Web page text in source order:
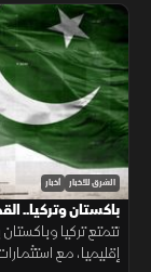
الشرق للأخبار أخبار
باكستان وتركيا..
تتمتع تركيا
إقليميا، مع